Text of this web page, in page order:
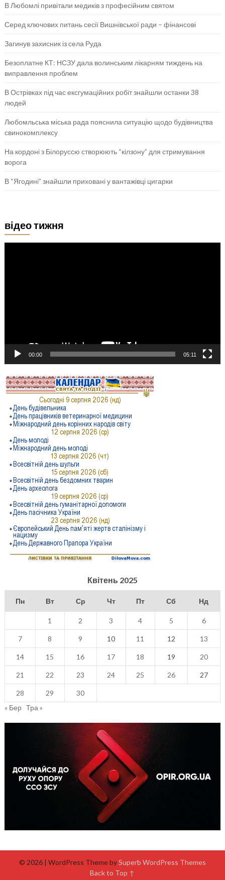
В Любомлі привітали медиків з професійним святом
Серед ключових питань сесії Вишнівської ради – фінансові
Загинув захисник із села Руда
Безоплатне КТ: НСЗУ дала волинським лікарням тиждень на
виправлення проблем
В Острівках під час ексгумаційних робіт знайшли останки 38
людей
Любомльська міська рада пояснила ситуацію щодо будівництва
свинокомплексу
На кордоні з Білоруссю створюють “кілзону” для стримування
ворога
В “Ягодині” знайшли приховані у вантажівці цигарки
відео тижня
00:00 05:11
Квітень 2025
Пн Вт Ср Чт Пт Сб Нд
1 2 3 4 5 6
7 8 9 10 11 12 13
14 15 16 17 18 19 20
21 22 23 24 25 26 27
28 29
30
« Бер Тра »
© 2026 | WordPress Theme bySuperb WordPress Themes
Back to Top ↑